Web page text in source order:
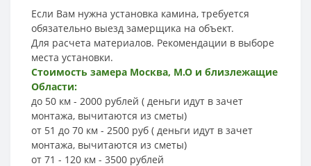
Если Вам нужна установка камина, требуется
обязательно выезд замерщика на объект.
Для расчета материалов. Рекомендации в выборе
места установки.
Стоимость замера Москва, М.О и близлежащие
Области:
до 50 км - 2000 рублей ( деньги идут в зачет
монтажа, вычитаются из сметы)
от 51 до 70 км - 2500 руб ( деньги идут в зачет
монтажа, вычитаются из сметы)
от 71 - 120 км - 3500 рублей